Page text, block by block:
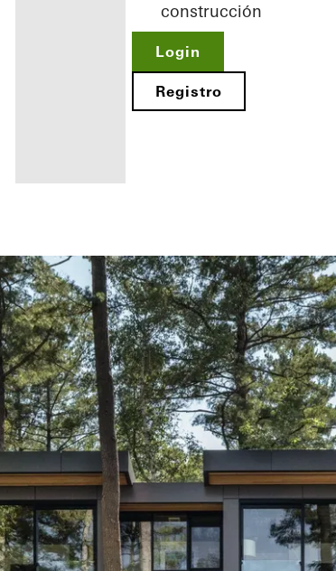
como
arquitecto
registrado
Descubre
mi área
de
trabajo
construcción
Login
Registro